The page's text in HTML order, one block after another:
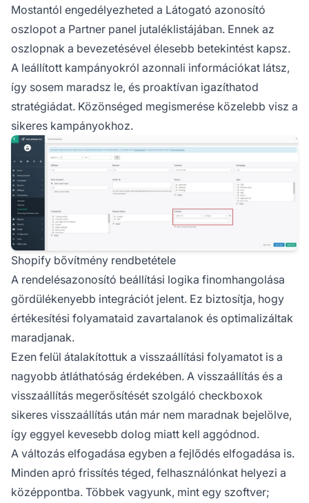
Mostantól engedélyezheted a Látogató azonosító
oszlopot a Partner panel jutaléklistájában. Ennek az
oszlopnak a bevezetésével élesebb betekintést kapsz.
A leállított kampányokról azonnali információkat látsz,
így sosem maradsz le, és proaktívan igazíthatod
stratégiádat. Közönséged megismerése közelebb visz a
sikeres kampányokhoz.
Shopify bővítmény rendbetétele
A rendelésazonosító beállítási logika finomhangolása
gördülékenyebb integrációt jelent. Ez biztosítja, hogy
értékesítési folyamataid zavartalanok és optimalizáltak
maradjanak.
Ezen felül átalakítottuk a visszaállítási folyamatot is a
nagyobb átláthatóság érdekében. A visszaállítás és a
visszaállítás megerősítését szolgáló checkboxok
sikeres visszaállítás után már nem maradnak bejelölve,
így eggyel kevesebb dolog miatt kell aggódnod.
A változás elfogadása egyben a fejlődés elfogadása is.
Minden apró frissítés téged, felhasználónkat helyezi a
középpontba. Többek vagyunk, mint egy szoftver;